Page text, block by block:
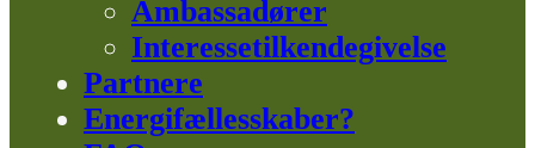
Ambassadører
Interessetilkendegivelse
Partnere
Energifællesskaber?